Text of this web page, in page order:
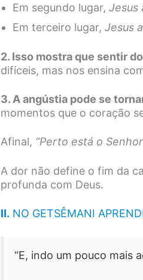
Em segundo lugar, Jesus
Em terceiro lugar, Jesus
2. Isso mostra que sentir
difíceis, mas nos ensina
3. A angústia pode se
momentos que o coração
Afinal, “Perto está o
A dor não define o fim da
profunda com Deus.
II. NO GETSÊMANI
“E, indo um pouco mais